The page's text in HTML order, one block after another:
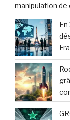
manipulation